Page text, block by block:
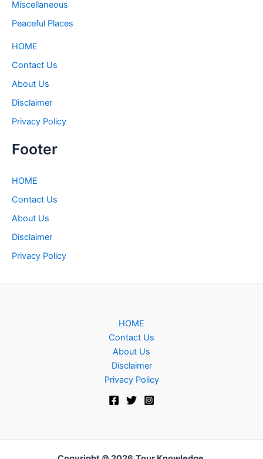
Miscellaneous
Peaceful Places
HOME
Contact Us
About Us
Disclaimer
Privacy Policy
Footer
HOME
Contact Us
About Us
Disclaimer
Privacy Policy
HOME
Contact Us
About Us
Disclaimer
Privacy Policy